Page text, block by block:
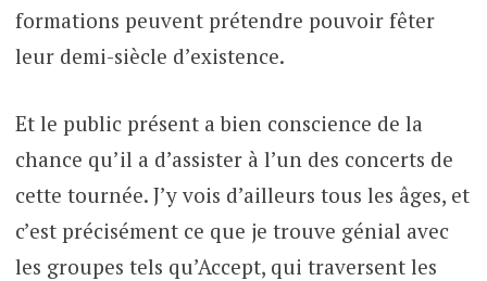
formations peuvent prétendre pouvoir fêter
leur demi-siècle d’existence.
Et le public présent a bien conscience de la
chance qu’il a d’assister à l’un des concerts de
cette tournée. J’y vois d’ailleurs tous les âges, et
c’est précisément ce que je trouve génial avec
les groupes tels qu’Accept, qui traversent les